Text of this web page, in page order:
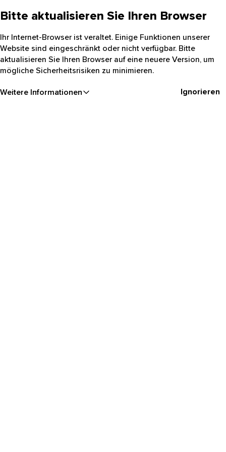
Bitte aktualisieren Sie Ihren Browser
Ihr Internet-Browser ist veraltet. Einige Funktionen unserer
Website sind eingeschränkt oder nicht verfügbar. Bitte
aktualisieren Sie Ihren Browser auf eine neuere Version, um
mögliche Sicherheitsrisiken zu minimieren.
Weitere Informationen Ignorieren